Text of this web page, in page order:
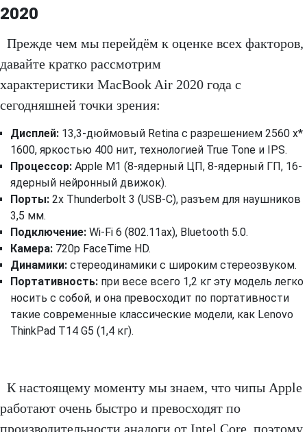
2020
Прежде чем мы перейдём к оценке всех факторов,
давайте кратко рассмотрим
характеристики MacBook Air 2020 года с
сегодняшней точки зрения:
Дисплей: 13,3-дюймовый Retina с разрешением 2560 x*
1600, яркостью 400 нит, технологией True Tone и IPS.
Процессор: Apple M1 (8-ядерный ЦП, 8-ядерный ГП, 16-
ядерный нейронный движок).
Порты: 2x Thunderbolt 3 (USB-C), разъем для наушников
3,5 мм.
Подключение: Wi-Fi 6 (802.11ax), Bluetooth 5.0.
Камера: 720p FaceTime HD.
Динамики: стереодинамики с широким стереозвуком.
Портативность: при весе всего 1,2 кг эту модель легко
носить с собой, и она превосходит по портативности
такие современные классические модели, как Lenovo
ThinkPad T14 G5 (1,4 кг).
К настоящему моменту мы знаем, что чипы Apple
работают очень быстро и превосходят по
производительности аналоги от Intel Core, поэтому